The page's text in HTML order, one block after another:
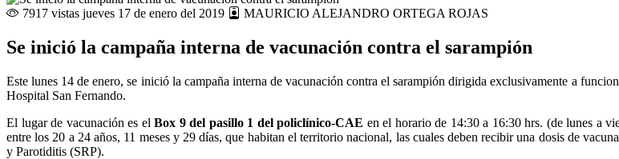
7917 vistas jueves 17 de enero del 2019 MAURICIO ALEJANDRO ORTEGA ROJAS
Se inició la campaña interna de vacunación contra el sarampión
Este lunes 14 de enero, se inició la campaña interna de vacunación contra el sarampión dirigida exclusivamente a
Hospital San Fernando.
El lugar de vacunación es el Box 9 del pasillo 1 del policlínico-CAE en el horario de 14:30 a 16:30 hrs. (de lunes a
entre los 20 a 24 años, 11 meses y 29 días, que habitan el territorio nacional, las cuales deben recibir una dosis de
y Parotiditis (SRP).